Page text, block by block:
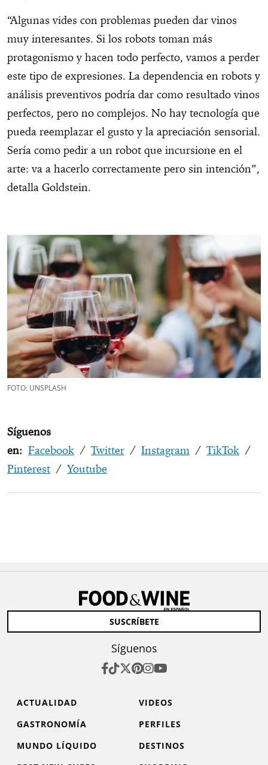
“Algunas vides con problemas pueden dar vinos
muy interesantes. Si los robots toman más
protagonismo y hacen todo perfecto, vamos a perder
este tipo de expresiones. La dependencia en robots y
análisis preventivos podría dar como resultado vinos
perfectos, pero no complejos. No hay tecnología que
pueda reemplazar el gusto y la apreciación sensorial.
Sería como pedir a un robot que incursione en el
arte: va a hacerlo correctamente pero sin intención”,
detalla Goldstein.
FOTO: UNSPLASH
Síguenos
en: Facebook / Twitter / Instagram / TikTok /
Pinterest / Youtube
SUSCRÍBETE
Síguenos
ACTUALIDAD
VIDEOS
GASTRONOMÍA
PERFILES
MUNDO LÍQUIDO
DESTINOS